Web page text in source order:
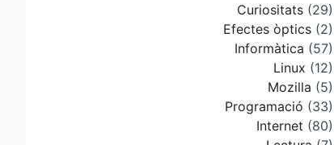
Curiositats (29)
Efectes òptics (2)
Informàtica (57)
Linux (12)
Mozilla (5)
Programació (33)
Internet (80)